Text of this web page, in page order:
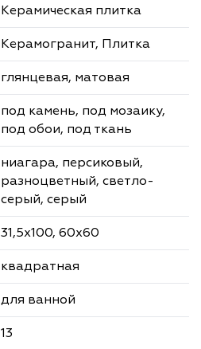
Керамическая плитка
Керамогранит, Плитка
глянцевая, матовая
под камень, под мозаику,
под обои, под ткань
ниагара, персиковый,
разноцветный, светло-
серый, серый
31,5х100, 60х60
квадратная
для ванной
13